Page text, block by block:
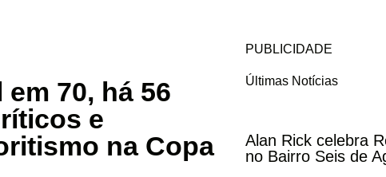
70, há 56
e
na Copa
PUBLICIDADE
Últimas Notícias
Alan Rick celebra
no Bairro Seis de